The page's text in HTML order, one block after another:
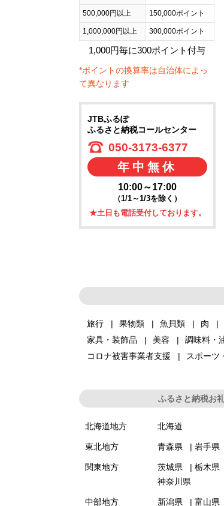
500,000円以上 150,000ポイント
1,000,000円以上 300,000ポイント
1,000円毎に300ポイント付与
*ポイントの換算率は自治体によっ
て異なります
JTBふるぽ
ふるさと納税コールセンター
050-3173-6377
年中無休
10:00～17:00
（1/1～1/3を除く）
★土日も電話受付しております。
旅行 果物類 魚貝類 肉
家具・装飾品
美容 調味料・
コロナ被害事業者支援
スポーツ
ふるさと納税お
北海道地方 北海道
東北地方 青森県 岩手県
関東地方 茨城県 栃木県
神奈川県
中部地方 新潟県 富山県